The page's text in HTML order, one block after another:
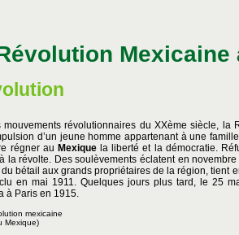
mouvements révolutionnaires du XXème siècle,
d’un jeune homme appartenant à une
régner au Mexiquela liberté et la démocratie.
la révolte. Des soulèvements éclatent en
bétail aux grands propriétaires de la région, tient
en mai 1911. Quelques jours plus tard, le 25
à Paris en 1915.
mexicaine
Mexique)